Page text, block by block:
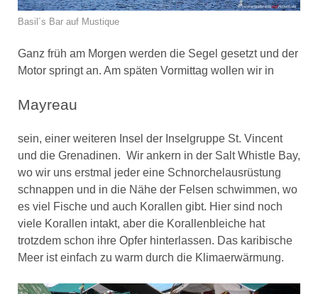
Basil´s Bar auf Mustique
Ganz früh am Morgen werden die Segel gesetzt und der
Motor springt an. Am späten Vormittag wollen wir in
Mayreau
sein, einer weiteren Insel der Inselgruppe St. Vincent
und die Grenadinen. Wir ankern in der Salt Whistle Bay,
wo wir uns erstmal jeder eine Schnorchelausrüstung
schnappen und in die Nähe der Felsen schwimmen, wo
es viel Fische und auch Korallen gibt. Hier sind noch
viele Korallen intakt, aber die Korallenbleiche hat
trotzdem schon ihre Opfer hinterlassen. Das karibische
Meer ist einfach zu warm durch die Klimaerwärmung.